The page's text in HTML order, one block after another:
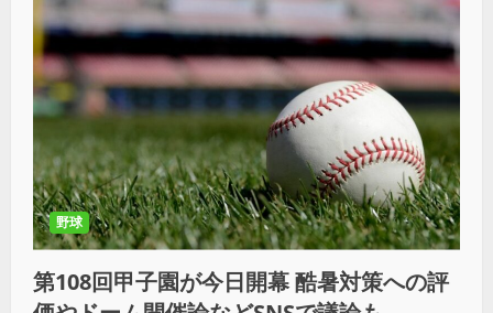
野球
第108回甲子園が今日開幕 酷暑対策への評